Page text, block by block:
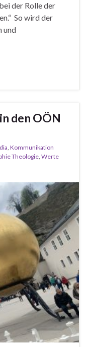
der Rolle der
So wird der
und
den OÖN
, Kommunikation
Theologie, Werte